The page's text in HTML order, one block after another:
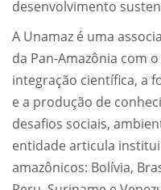
desenvolvimento
A Unamaz é uma
da Pan-Amazônia com
integração científica, a
e a produção de
desafios sociais,
entidade articula
amazônicos: Bolívia,